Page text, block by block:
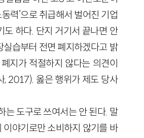
력’으로 취급해서 벌어진 기업
하다. 단지 거기서 끝나면 안
습부터 전면 폐지하겠다고 밝
지가 적절하지 않다는 의견이
, 2017). 옳은 행위가 제도 당사
는 도구로 쓰여서는 안 된다. 말
이야기로만 소비하지 않기를 바